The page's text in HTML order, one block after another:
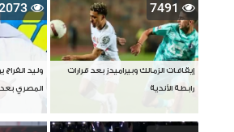
7491
إيقافات الزمالك وبيراميدز بعد قرارات
رابطة الأندية
وليد
المصري